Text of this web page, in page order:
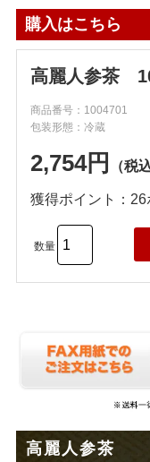
購入はこちら
高麗人参茶
商品番号：1004701
包装形態：冷蔵
2,754円 （税
獲得ポイント：26
数量
高麗人参茶